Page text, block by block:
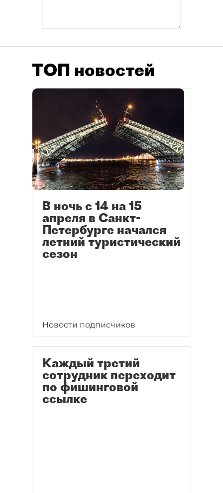
ТОП новостей
В ночь с 14 на 15
апреля в Санкт-
Петербурге начался
летний туристический
сезон
Новости подписчиков
Каждый третий
сотрудник переходит
по фишинговой
ссылке